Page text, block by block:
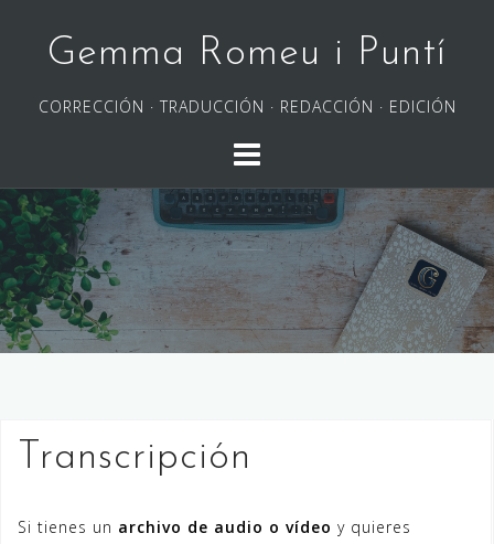
contenidoGemma Romeu i Puntí
CORRECCIÓN · TRADUCCIÓN · REDACCIÓN · EDICIÓN
Transcripción
Si tienes un archivo de audio o vídeo y quieres